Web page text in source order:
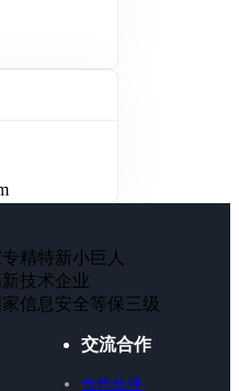
专精特新小巨人
技术企业
家信息安全等保三级
交流合作
合作伙伴